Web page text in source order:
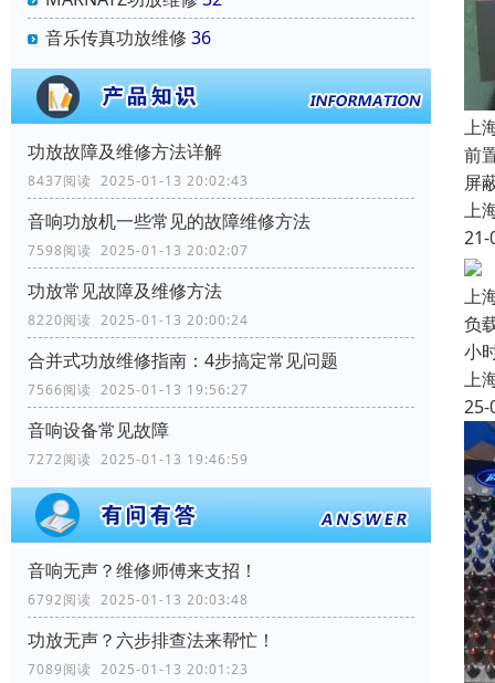
音乐传真功放维修 36
功放故障及维修方法详解
8437阅读 2025-01-13 20:02:43
音响功放机一些常见的故障维修方法
7598阅读 2025-01-13 20:02:07
功放常见故障及维修方法
8220阅读 2025-01-13 20:00:24
合并式功放维修指南：4步搞定常见问题
7566阅读 2025-01-13 19:56:27
音响设备常见故障
7272阅读 2025-01-13 19:46:59
音响无声？维修师傅来支招！
6792阅读 2025-01-13 20:03:48
功放无声？六步排查法来帮忙！
7089阅读 2025-01-13 20:01:23
上
前
屏
上
21-
上
负
小
上
25-